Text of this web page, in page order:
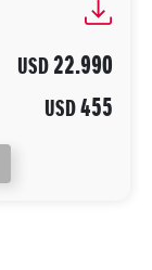
USD22.990
USD455